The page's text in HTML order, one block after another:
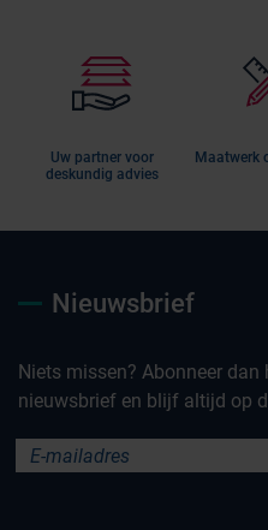
Uw partner voor
deskundig advies
Maatwerk
Nieuwsbrief
Niets missen? Abonneer dan
nieuwsbrief en blijf altijd op